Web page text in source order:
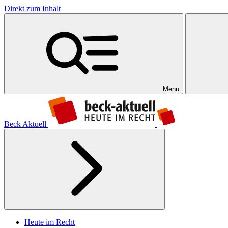
Direkt zum Inhalt
Menü
Beck Aktuell
Heute im Recht